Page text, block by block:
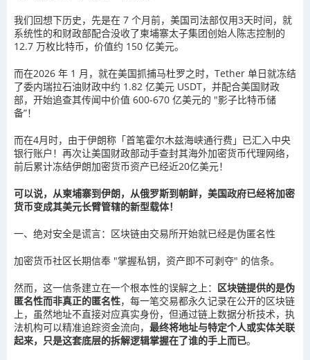
我们回想下历史，先是在 7 个月前，美国司法部仅用3天时间，就
系统性的和财政部配合没收了柬埔寨太子集团创始人陈志控制的
12.7 万枚比特币，价值约 150 亿美元。
而在2026 年 1 月，就在美国抓捕马杜罗之时，Tether 单日就冻结
了委内瑞拉石油财政中约 1.82 亿美元 USDT，并配合美国财政
部，开始追查其传闻中价值 600-670 亿美元的 "影子比特币储
备”！
而在4月时，由于伊朗称「首笔霍尔木兹海峡通行费」已汇入中央
银行账户！再次让美国财政部动手查封其海外加密货币代理网络，
前后累计冻结伊朗加密货币资产已经近20亿美元！
可以说，从柬埔寨到伊朗，从俄罗斯到朝鲜，美国政府已经将加密
货币变成其美元长臂管辖的新型载体！
一、绝对安全是谎言：区块链由交易所开始就已经是伪匿名性
加密货币社区长期信奉 "掌握私钥，资产即不可剥夺" 的信条。
然而，这一信条建立在一个根本性的误解之上： 区块链提供的是伪
匿名性而非真正的匿名性，每一笔交易都永久记录在公开的区块链
上，虽然地址不直接对应真实身份，但通过链上数据分析技术，执
法机构可以精准追踪资金流向， 最终将地址与特定个人或实体关联
起来，只是这套底层的拆解逻辑掌握在了谁的手上而已。